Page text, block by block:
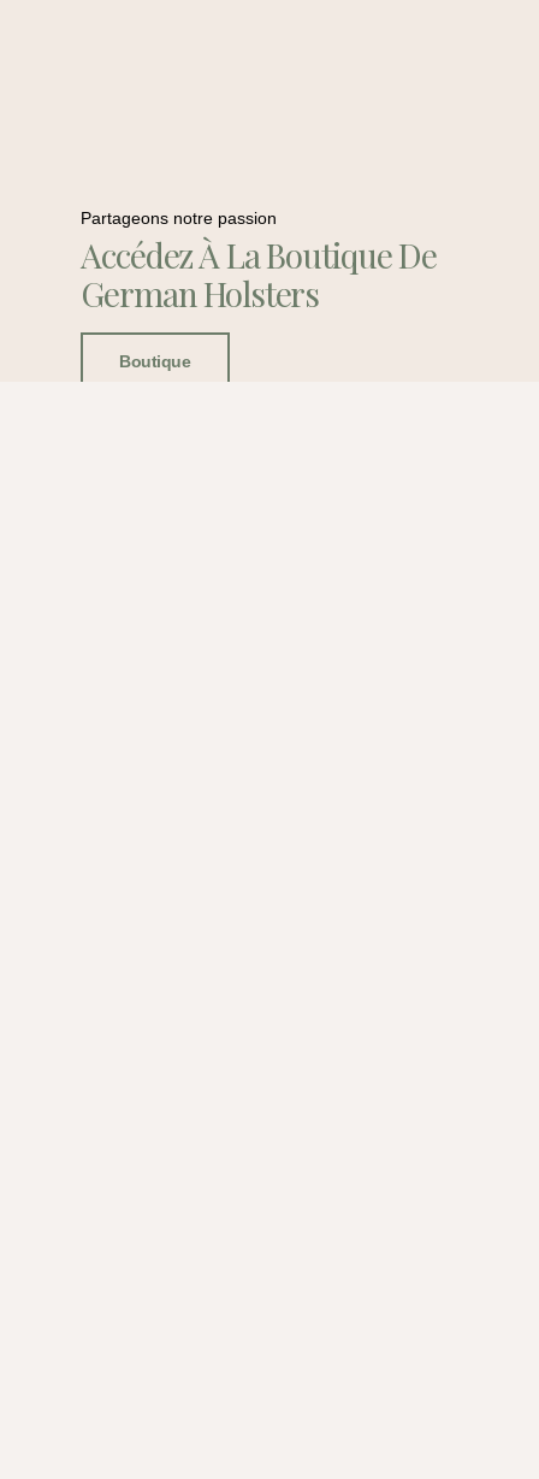
Partageons notre passion
Accédez À La Boutique De
German Holsters
Boutique